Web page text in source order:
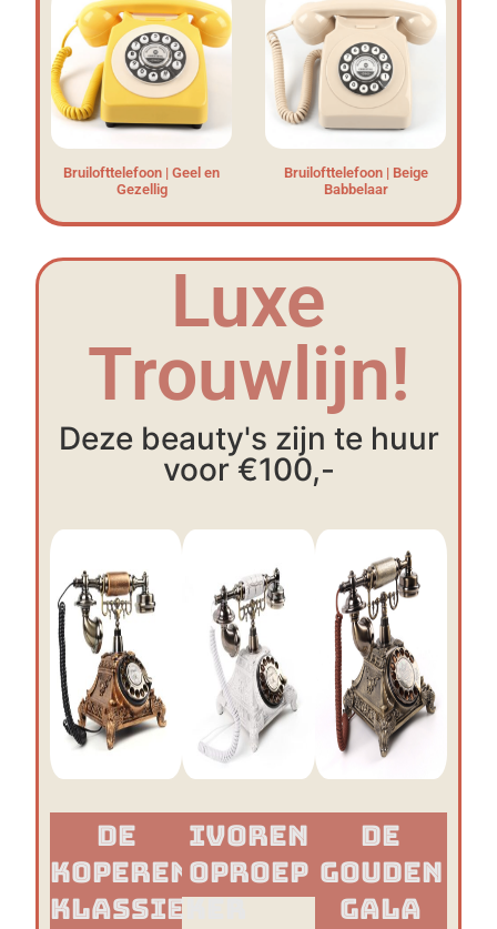
Bruilofttelefoon | Geel en
Gezellig
Bruilofttelefoon | Beige
Babbelaar
Luxe
Trouwlijn!
Deze beauty's zijn te huur
voor €100,-
De
Koperen
Klassieker​
Ivoren
Oproep
De
Gouden
Gala